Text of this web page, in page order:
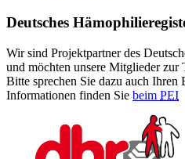
Deutsches
Wir sind Projektpartner des
und möchten unsere Mitglieder zur
Bitte sprechen Sie dazu auch
Informationen finden Sie beim PEI